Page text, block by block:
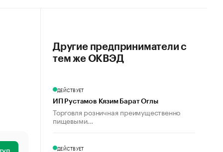
Другие предприниматели с
тем же ОКВЭД
ДЕЙСТВУЕТ
ИП Рустамов Кязим Барат Оглы
Торговля розничная преимущественно
пищевыми...
ДЕЙСТВУЕТ